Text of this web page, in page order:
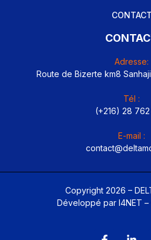
CONTACT
Adresse:
Route de Bizerte km8
Tél :
(+216) 28
E-mail :
Copyright 2026 –
Développé par I4NET –